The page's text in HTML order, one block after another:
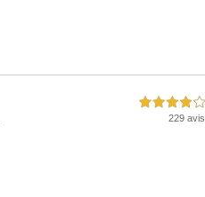
4,0 étoiles sur 5
229 avis